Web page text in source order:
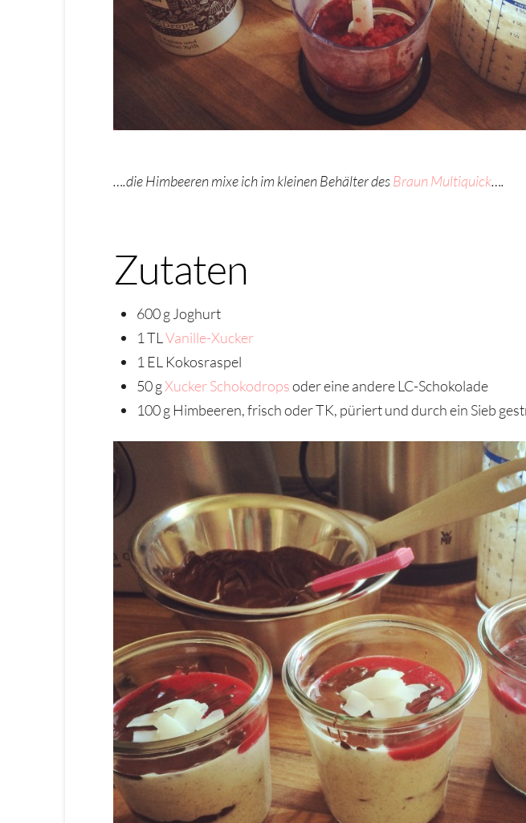
….die Himbeeren mixe ich im kleinen Behälter desBraun Multiquick….
Zutaten
600 g Joghurt
1 TLVanille-Xucker
1 EL Kokosraspel
50 gXucker Schokodropsoder eine andere LC-Schokolade
100 g Himbeeren, frisch oder TK, püriert und durch ein Sieb